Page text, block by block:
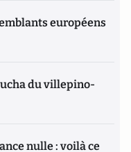
européens
du villepino-
nulle : voilà ce